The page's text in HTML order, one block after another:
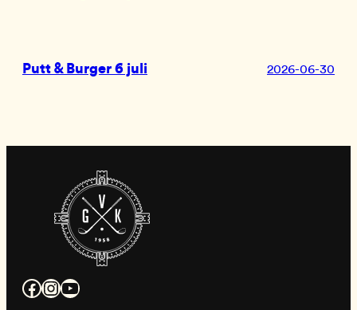
Putt & Burger 6 juli 2026-06-30
Facebook InstagramYouTube